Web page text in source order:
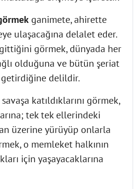
ganimete, ahirette
ulaşacağına delalet eder.
görmek, dünyada her
olduğuna ve bütün şeriat
delildir.
katıldıklarını görmek,
tek tek ellerindeki
üzerine yürüyüp onlarla
o memleket halkının
için yaşayacaklarına